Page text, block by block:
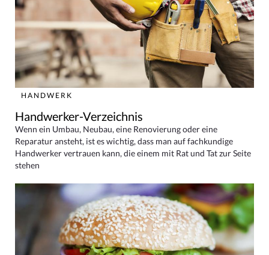
HANDWERK
Handwerker-Verzeichnis
Wenn ein Umbau, Neubau, eine Renovierung oder eine
Reparatur ansteht, ist es wichtig, dass man auf fachkundige
Handwerker vertrauen kann, die einem mit Rat und Tat zur Seite
stehen